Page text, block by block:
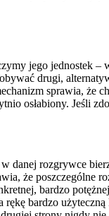
jego jednostek –
drugi,
sprawia, że
osłabiony. Jeśli
danej rozgrywce
że poszczególne
bardzo
bardzo użyteczną